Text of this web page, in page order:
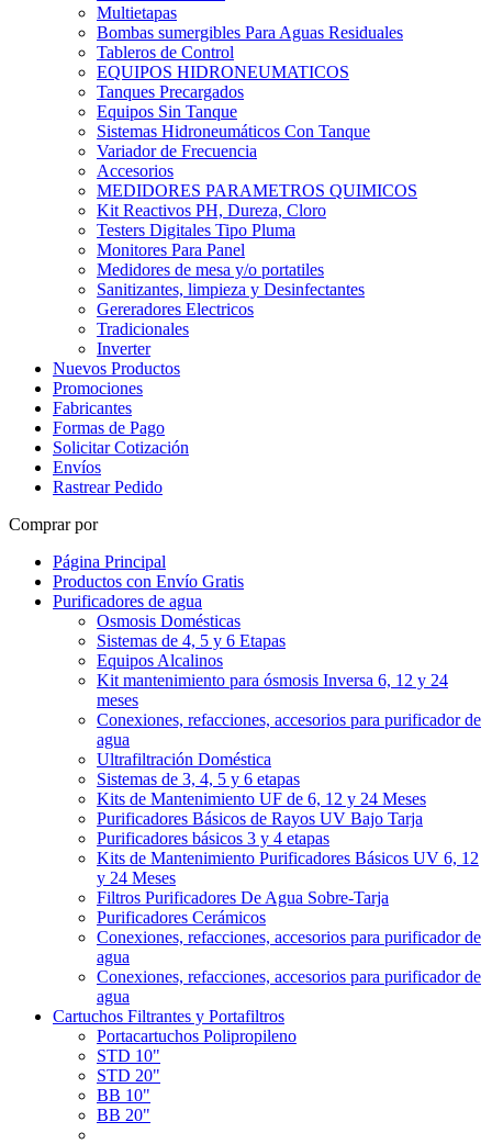
Multietapas
Bombas sumergibles Para Aguas Residuales
Tableros de Control
EQUIPOS HIDRONEUMATICOS
Tanques Precargados
Equipos Sin Tanque
Sistemas Hidroneumáticos Con Tanque
Variador de Frecuencia
Accesorios
MEDIDORES PARAMETROS QUIMICOS
Kit Reactivos PH, Dureza, Cloro
Testers Digitales Tipo Pluma
Monitores Para Panel
Medidores de mesa y/o portatiles
Sanitizantes, limpieza y Desinfectantes
Gereradores Electricos
Tradicionales
Inverter
Nuevos Productos
Promociones
Fabricantes
Formas de Pago
Solicitar Cotización
Envíos
Rastrear Pedido
Comprar por
Página Principal
Productos con Envío Gratis
Purificadores de agua
Osmosis Domésticas
Sistemas de 4, 5 y 6 Etapas
Equipos Alcalinos
Kit mantenimiento para ósmosis Inversa 6, 12 y 24
meses
Conexiones, refacciones, accesorios para purificador de
agua
Ultrafiltración Doméstica
Sistemas de 3, 4, 5 y 6 etapas
Kits de Mantenimiento UF de 6, 12 y 24 Meses
Purificadores Básicos de Rayos UV Bajo Tarja
Purificadores básicos 3 y 4 etapas
Kits de Mantenimiento Purificadores Básicos UV 6, 12
y 24 Meses
Filtros Purificadores De Agua Sobre-Tarja
Purificadores Cerámicos
Conexiones, refacciones, accesorios para purificador de
agua
Conexiones, refacciones, accesorios para purificador de
agua
Cartuchos Filtrantes y Portafiltros
Portacartuchos Polipropileno
STD 10"
STD 20"
BB 10"
BB 20"